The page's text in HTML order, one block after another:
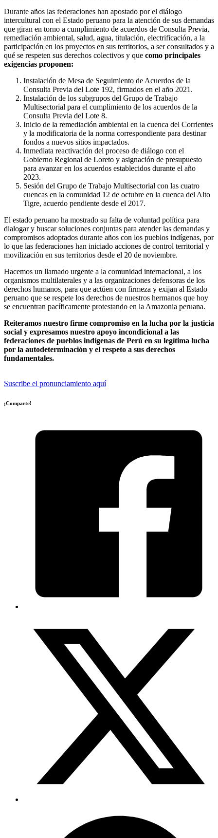
Durante años las federaciones han apostado por el diálogo
intercultural con el Estado peruano para la atención de sus demandas
que giran en torno a cumplimiento de acuerdos de Consulta Previa,
remediación ambiental, salud, agua, titulación, electrificación, a la
participación en los proyectos en sus territorios, a ser consultados y a
qué se respeten sus derechos colectivos y que como principales
exigencias proponen:
Instalación de Mesa de Seguimiento de Acuerdos de la
Consulta Previa del Lote 192, firmados en el año 2021.
Instalación de los subgrupos del Grupo de Trabajo
Multisectorial para el cumplimiento de los acuerdos de la
Consulta Previa del Lote 8.
Inicio de la remediación ambiental en la cuenca del Corrientes
y la modificatoria de la norma correspondiente para destinar
fondos a nuevos sitios impactados.
Inmediata reactivación del proceso de diálogo con el
Gobierno Regional de Loreto y asignación de presupuesto
para avanzar en los acuerdos establecidos durante el año
2023.
Sesión del Grupo de Trabajo Multisectorial con las cuatro
cuencas en la comunidad 12 de octubre en la cuenca del Alto
Tigre, acuerdo pendiente desde el 2017.
El estado peruano ha mostrado su falta de voluntad política para
dialogar y buscar soluciones conjuntas para atender las demandas y
compromisos adoptados durante años con los pueblos indígenas, por
lo que las federaciones han iniciado acciones de control territorial y
movilización en sus territorios desde el 20 de noviembre.
Hacemos un llamado urgente a la comunidad internacional, a los
organismos multilaterales y a las organizaciones defensoras de los
derechos humanos, para que actúen con firmeza y exijan al Estado
peruano que se respete los derechos de nuestros hermanos que hoy
se encuentran pacíficamente protestando en la Amazonia peruana.
Reiteramos nuestro firme compromiso en la lucha por la justicia
social y expresamos nuestro apoyo incondicional a las
federaciones de pueblos indígenas de Perú en su legítima lucha
por la autodeterminación y el respeto a sus derechos
fundamentales.
Suscribe el pronunciamiento aquí
¡Comparte!